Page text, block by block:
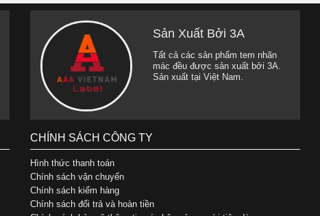
Sản Xuất Bởi 3A
Tất cả các sản phẩm tem nhãn
mác đều được sản xuất bởi 3A.
Sản xuất tại Việt Nam.
CHÍNH SÁCH CÔNG TY
Hình thức thanh toán
Chính sách vận chuyển
Chính sách kiểm hàng
Chính sách đổi trả và hoàn tiền